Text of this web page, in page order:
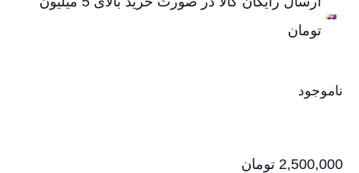
تومان
ناموجود
2,500,000 تومان